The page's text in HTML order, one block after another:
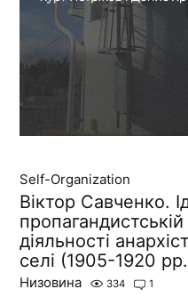
Self-Organization
Віктор Савченко.
пропагандистській
діяльності
селі (1905-1920
Низовина 334 1